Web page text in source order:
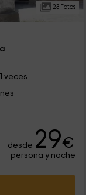
23 Fotos
veces
desde 29€
persona y noche